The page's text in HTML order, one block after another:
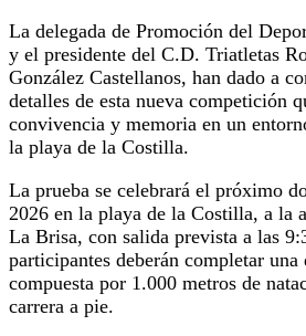
La delegada de Promoción del
y el presidente del C.D. Triatletas
González Castellanos, han dado a
detalles de esta nueva competición
convivencia y memoria en un
la playa de la Costilla.
La prueba se celebrará el próximo
2026 en la playa de la Costilla, a la
La Brisa, con salida prevista a las
participantes deberán completar
compuesta por 1.000 metros de
carrera a pie.